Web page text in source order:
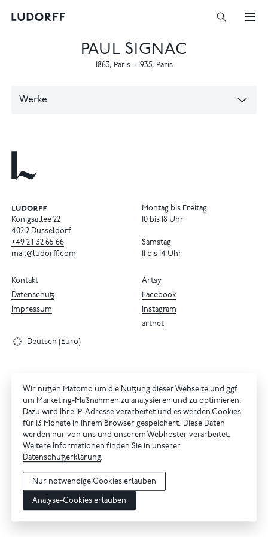
PAUL SIGNAC
1863, Paris– 1935, Paris
Werke
Königsallee 22
40212 Düsseldorf
+49 211 32 65 66
mail@ludorff.com
Montag bis Freitag
10 bis 18 Uhr
Samstag
11 bis 14 Uhr
Artsy
Facebook
Instagram
artnet
Kontakt
Datenschutz
Impressum
Deutsch (Euro)
Wir nutzen Matomo um die Nutzung dieser Webseite und ggf.
um Marketing-Maßnahmen zu analysieren und zu optimieren.
Dazu wird Ihre IP-Adresse verarbeitet und es werden Cookies
für 13 Monate in Ihrem Browser gespeichert. Diese Daten
werden nur von uns und unserem Webhoster verarbeitet.
Weitere Informationen finden Sie in unserer
Datenschutzerklärung.
Nur notwendige Cookies erlauben
Analyse-Cookies erlauben